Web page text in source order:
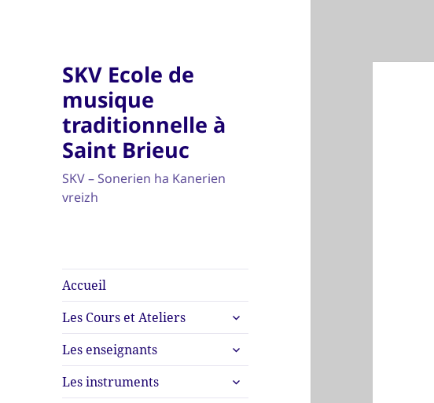
SKV Ecole de
musique
traditionnelle à
Saint Brieuc
SKV – Sonerien ha Kanerien
vreizh
Accueil
Les Cours et Ateliers
ouvrir
le
sous-
menu
Les enseignants
ouvrir
le
sous-
menu
Les instruments
ouvrir
le